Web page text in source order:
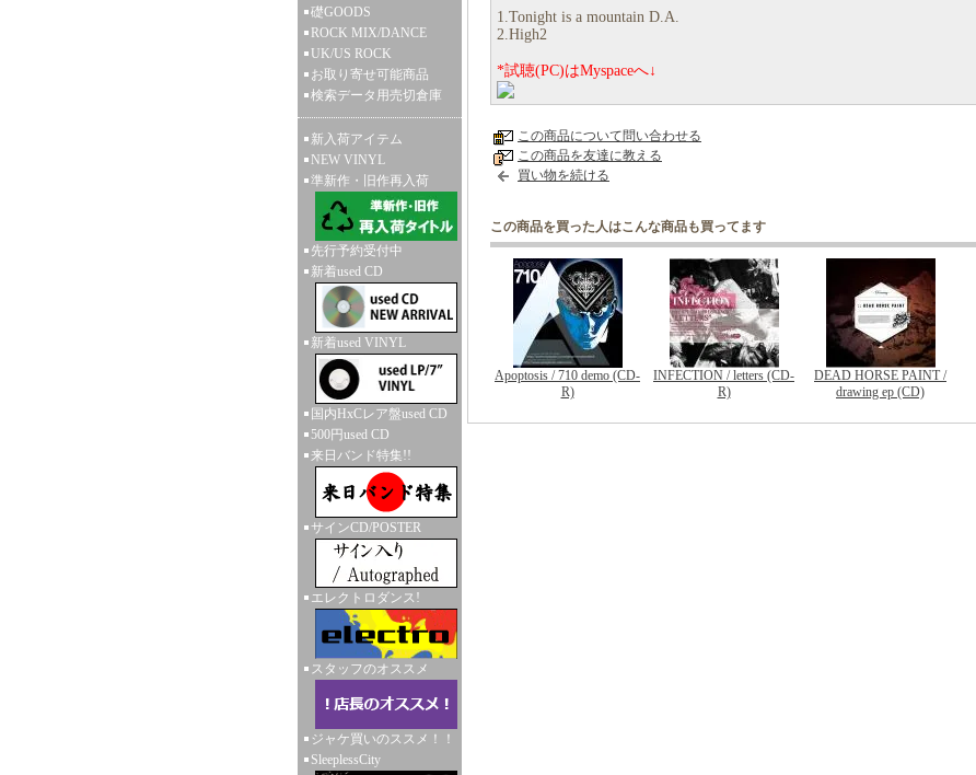
礎GOODS
ROCK MIX/DANCE
UK/US ROCK
お取り寄せ可能商品
検索データ用売切倉庫
新入荷アイテム
NEW VINYL
準新作・旧作再入荷
先行予約受付中
新着used CD
新着used VINYL
国内HxCレア盤used CD
500円used CD
来日バンド特集!!
サインCD/POSTER
エレクトロダンス!
スタッフのオススメ
ジャケ買いのススメ！！
SleeplessCity
1.Tonight is a mountain D.A.
2.High2
*試聴(PC)はMyspaceへ↓
この商品について問い合わせる
この商品を友達に教える
買い物を続ける
この商品を買った人はこんな商品も買ってます
Apoptosis / 710 demo (CD-
R)
INFECTION / letters (CD-
R)
DEAD HORSE PAINT /
drawing ep (CD)